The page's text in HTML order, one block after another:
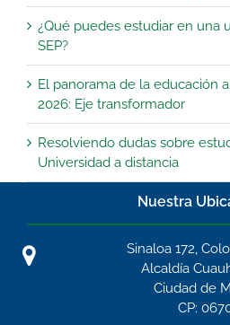
¿Qué puedes estudiar en una
SEP?
El panorama de la educación
2026: Eje transformador
Resolviendo dudas sobre
Universidad a distancia
Nuestra
Sinaloa 172,
Alcaldía
Ciudad de
CP: